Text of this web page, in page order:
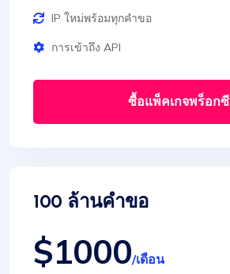
IP ใหม่พร้อมทุกคำขอ
การเข้าถึง API
ซื้อแพ็คเกจพร็อกซี
100 ล้านคำขอ
$1000/เดือน